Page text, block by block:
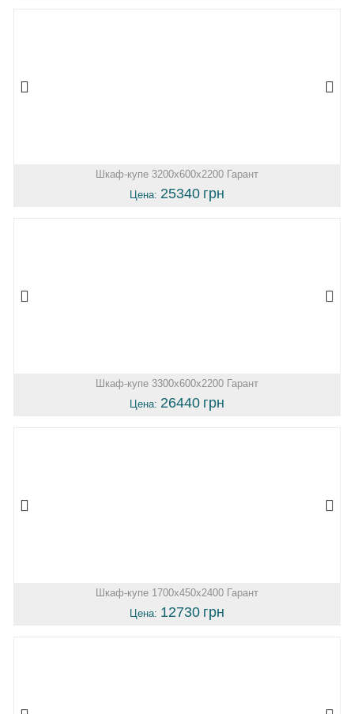
Шкаф-купе 3200х600х2200 Гарант
Цена: 25340 грн
Шкаф-купе 3300х600х2200 Гарант
Цена: 26440 грн
Шкаф-купе 1700х450х2400 Гарант
Цена: 12730 грн